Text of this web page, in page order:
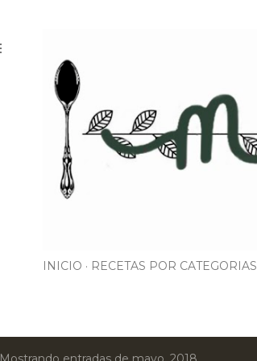
INICIO RECETAS POR CATEGORIAS